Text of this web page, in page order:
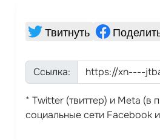
Твитнуть
Ссылка:
* Twitter (твиттер) и Meta
социальные сети Facebook